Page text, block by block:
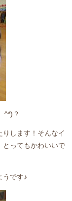
^*)？
します！そんなイ
とってもかわいいで
うです♪